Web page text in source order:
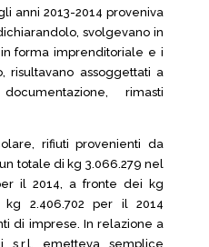
anni 2013-2014 proveniva
svolgevano in
forma imprenditoriale e i
risultavano assoggettati a
rimasti
rifiuti provenienti da
totale di kg 3.066.279 nel
il 2014, a fronte dei kg
2.406.702 per il 2014
di imprese. In relazione a
s.r.l. emetteva semplice